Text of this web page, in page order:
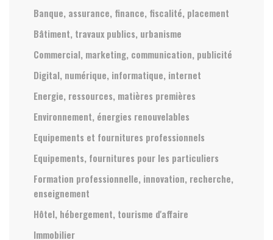
Banque, assurance, finance, fiscalité, placement
Bâtiment, travaux publics, urbanisme
Commercial, marketing, communication, publicité
Digital, numérique, informatique, internet
Energie, ressources, matières premières
Environnement, énergies renouvelables
Equipements et fournitures professionnels
Equipements, fournitures pour les particuliers
Formation professionnelle, innovation, recherche,
enseignement
Hôtel, hébergement, tourisme d'affaire
Immobilier